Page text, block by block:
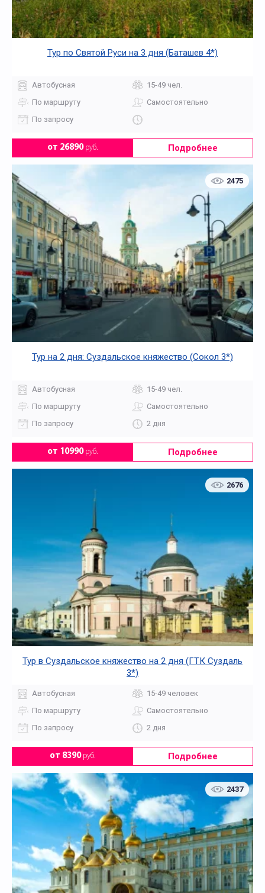
Тур по Святой Руси на 3 дня (Баташев 4*)
Автобусная
15-49 чел.
По маршруту
Самостоятельно
По запросу
от 26890руб. Подробнее
2475
Тур на 2 дня: Суздальское княжество (Сокол 3*)
Автобусная
15-49 чел.
По маршруту
Самостоятельно
По запросу
2 дня
от 10990руб. Подробнее
2676
Тур в Суздальское княжество на 2 дня (ГТК Суздаль
3*)
Автобусная
15-49 человек
По маршруту
Самостоятельно
По запросу
2 дня
от 8390руб. Подробнее
2437